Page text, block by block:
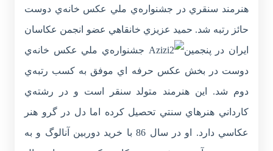
هنرمند سنقري در جشنواره‌‌ي ملي عکس خانه‌ي دوست
حائز رتبه شد. حميد عزيزي خانقاهي عضو انجمن عکاسان
ايران در پنجمين
جشنواره‌ي ملي عکس خانه‌ي
دوست در بخش عکس حرفه اي موفق به کسب رتبه‌ي
دوم شد. اين هنرمند متولد سنقر است و در رشته‌ي
کارداني هنرهاي سنتي تحصيل کرده اما دل در گرو هنر
عکاسي دارد. او در سال 86 با خريد دوربين آنالوگ و به